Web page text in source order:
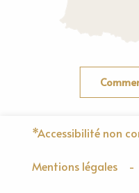
*Accessibilité non
Mentions légales -